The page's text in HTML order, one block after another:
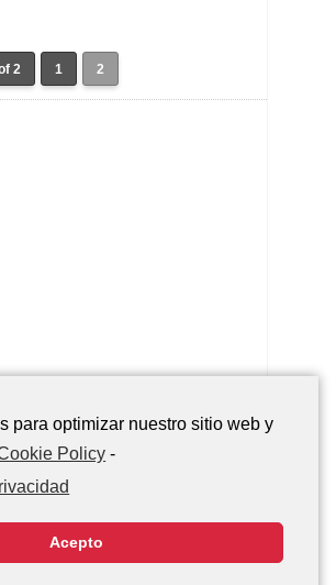
para optimizar nuestro sitio web y
Policy -
Acepto
2 1 2
ULTIMAS AGREGADAS COMENTARIOS
FM – Santo Domingo